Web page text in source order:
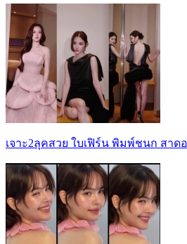
เจาะ2ลุคสวย ใบเฟิร์น พิมพ์ชนก สาด